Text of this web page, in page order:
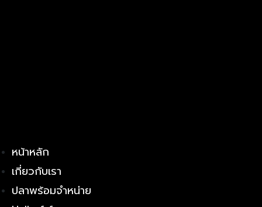
หน้าหลัก
เกี่ยวกับเรา
ปลาพร้อมจำหน่าย